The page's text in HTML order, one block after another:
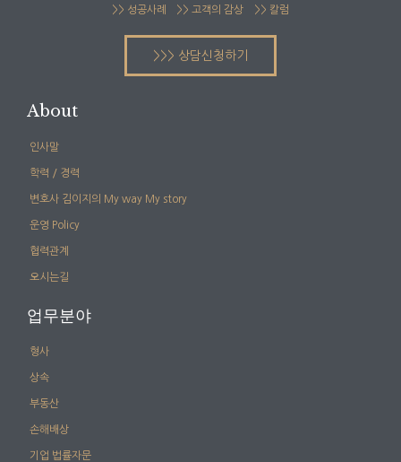
>> 성공사례 >> 고객의 감상 >> 칼럼
>>> 상담신청하기
About
인사말
학력 / 경력
변호사 김이지의 My way My story
운영 Policy
협력관계
오시는길
업무분야
형사
상속
부동산
손해배상
기업 법률자문